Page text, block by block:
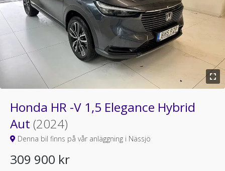
Honda HR -V 1,5 Elegance Hybrid
Aut (2024)
Denna bil finns på vår anläggning i Nässjö
309 900 kr